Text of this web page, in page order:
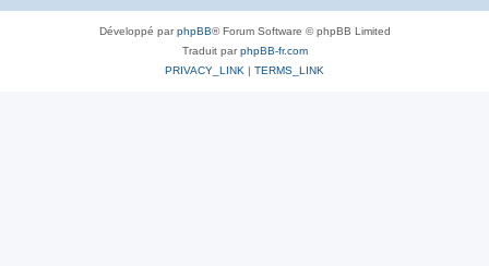
Développé parphpBB® Forum Software © phpBB Limited
Traduit parphpBB-fr.com
PRIVACY_LINK | TERMS_LINK